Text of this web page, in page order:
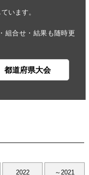
います。
組合せ・結果も随時更
都道府県大会
2022 ～2021